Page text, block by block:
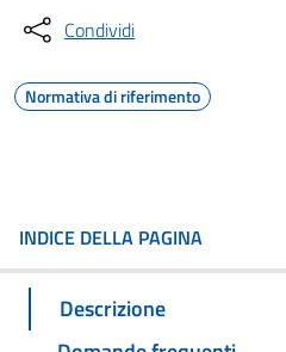
Condividi
Normativa di riferimento
INDICE DELLA PAGINA
Descrizione